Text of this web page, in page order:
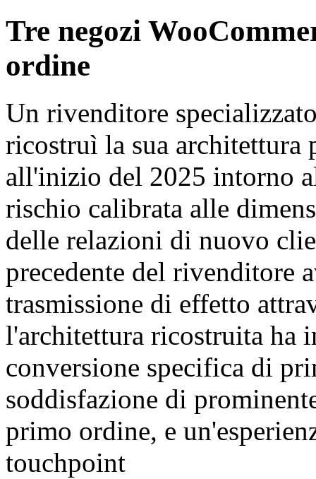
Tre negozi
ordine
Un rivenditore
ricostruì la sua
all'inizio del 2025 intorno
rischio calibrata alle
delle relazioni di nuovo
precedente del rivenditore
trasmissione di effetto
l'architettura ricostruita ha
conversione specifica di
soddisfazione di
primo ordine, e
touchpoint